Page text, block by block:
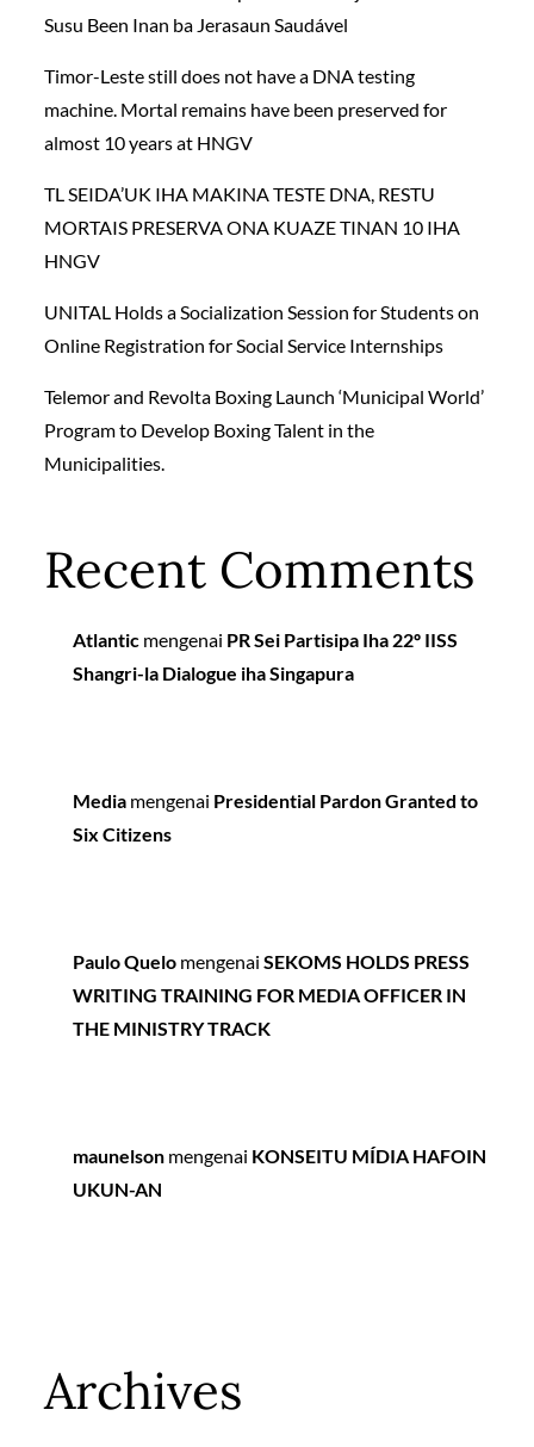
Susu Been Inan ba Jerasaun Saudável
Timor-Leste still does not have a DNA testing
machine. Mortal remains have been preserved for
almost 10 years at HNGV
TL SEIDA’UK IHA MAKINA TESTE DNA, RESTU
MORTAIS PRESERVA ONA KUAZE TINAN 10 IHA
HNGV
UNITAL Holds a Socialization Session for Students on
Online Registration for Social Service Internships
Telemor and Revolta Boxing Launch ‘Municipal World’
Program to Develop Boxing Talent in the
Municipalities.
Recent Comments
Atlantic mengenai PR Sei Partisipa Iha 22º IISS
Shangri-la Dialogue iha Singapura
Media mengenai Presidential Pardon Granted to
Six Citizens
Paulo Quelo mengenaiSEKOMS HOLDS PRESS
WRITING TRAINING FOR MEDIA OFFICER IN
THE MINISTRY TRACK
maunelson mengenai KONSEITU MÍDIA HAFOIN
UKUN-AN
Archives